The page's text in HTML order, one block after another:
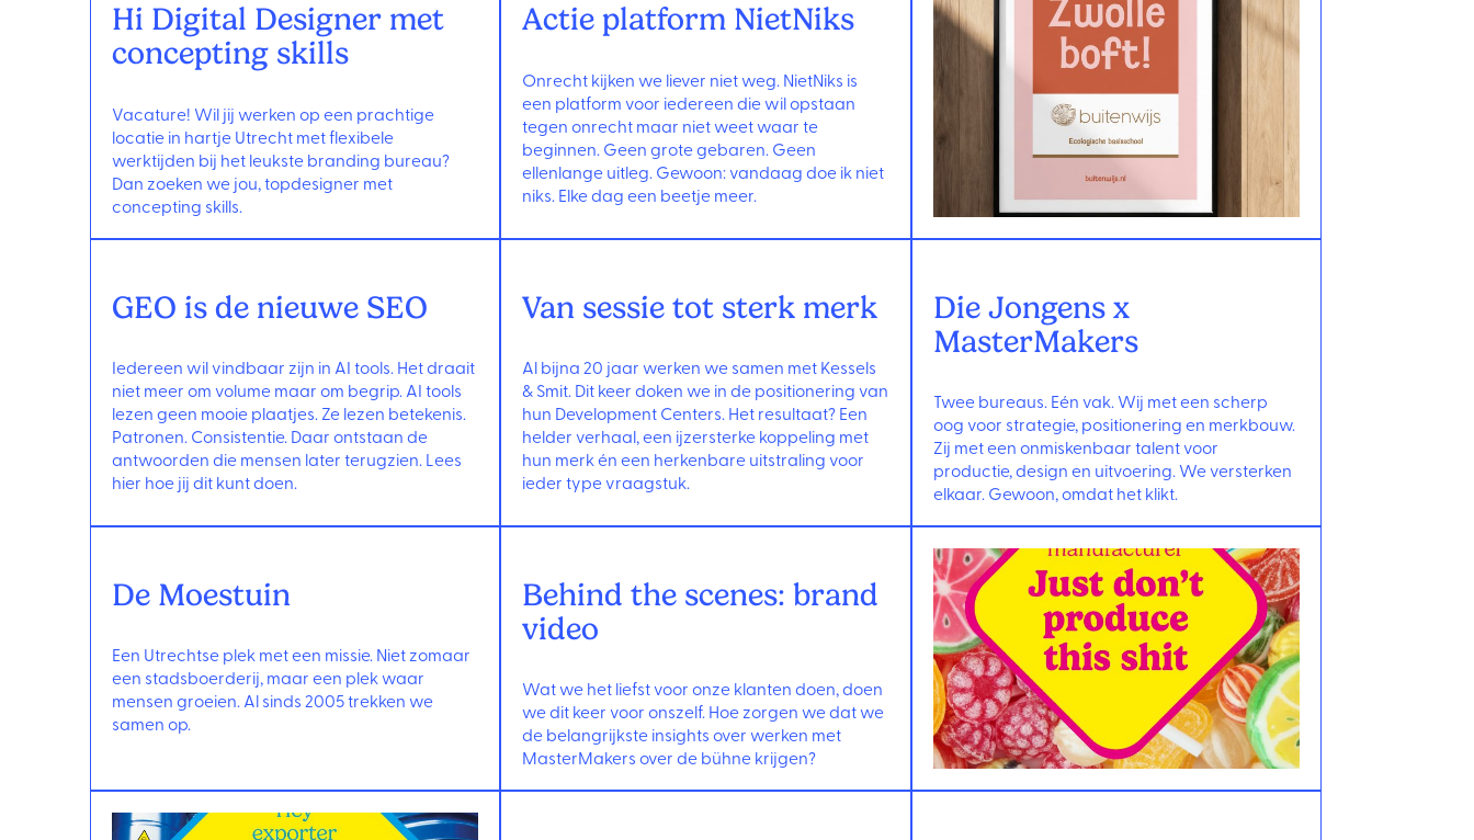
Hi Digital Designer met
concepting skills
Vacature! Wil jij werken op een prachtige
locatie in hartje Utrecht met flexibele
werktijden bij het leukste branding bureau?
Dan zoeken we jou, topdesigner met
concepting skills.
Actie platform NietNiks
Onrecht kijken we liever niet weg. NietNiks is
een platform voor iedereen die wil opstaan
tegen onrecht maar niet weet waar te
beginnen. Geen grote gebaren. Geen
ellenlange uitleg. Gewoon: vandaag doe ik niet
niks. Elke dag een beetje meer.
GEO is de nieuwe SEO
Iedereen wil vindbaar zijn in AI tools. Het draait
niet meer om volume maar om begrip. AI tools
lezen geen mooie plaatjes. Ze lezen betekenis.
Patronen. Consistentie. Daar ontstaan de
antwoorden die mensen later terugzien. Lees
hier hoe jij dit kunt doen.
Van sessie tot sterk merk
Al bijna 20 jaar werken we samen met Kessels
& Smit. Dit keer doken we in de positionering van
hun Development Centers. Het resultaat? Een
helder verhaal, een ijzersterke koppeling met
hun merk én een herkenbare uitstraling voor
ieder type vraagstuk.
Die Jongens x
MasterMakers
Twee bureaus. Eén vak. Wij met een scherp
oog voor strategie, positionering en merkbouw.
Zij met een onmiskenbaar talent voor
productie, design en uitvoering. We versterken
elkaar. Gewoon, omdat het klikt.
De Moestuin
Een Utrechtse plek met een missie. Niet zomaar
een stadsboerderij, maar een plek waar
mensen groeien. Al sinds 2005 trekken we
samen op.
Behind the scenes: brand
video
Wat we het liefst voor onze klanten doen, doen
we dit keer voor onszelf. Hoe zorgen we dat we
de belangrijkste insights over werken met
MasterMakers over de bühne krijgen?